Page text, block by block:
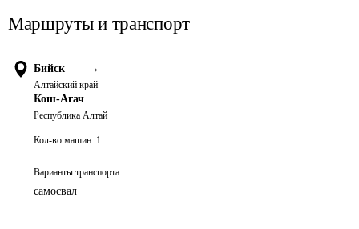
Маршруты и транспорт
Бийск →
Алтайский край
Кош-Агач
Республика Алтай
Кол-во машин: 1
Варианты транспорта
самосвал